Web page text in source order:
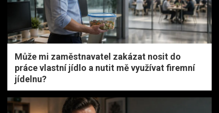
Může mi zaměstnavatel zakázat nosit do
práce vlastní jídlo a nutit mě využívat firemní
jídelnu?